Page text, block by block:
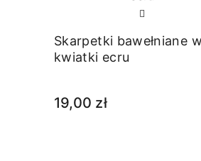
Skarpetki bawełniane w
kwiatki ecru
19,00 zł